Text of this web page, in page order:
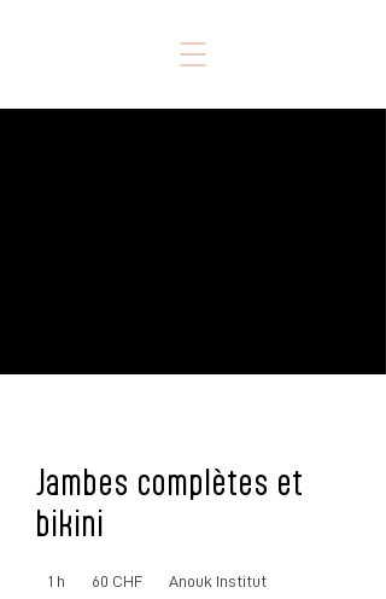
Jambes complètes et
bikini
1 h
francs
suisses
60 CHF Anouk Institut